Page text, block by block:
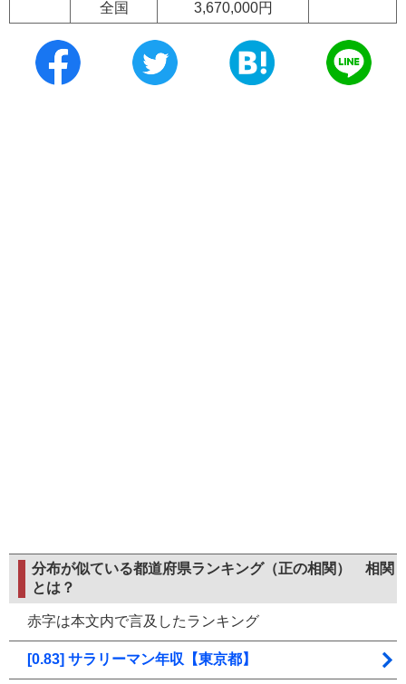
全国 3,670,000円
分布が似ている都道府県ランキング（正の相関） 相関
とは？
赤字は本文内で言及したランキング
[0.83] サラリーマン年収【東京都】